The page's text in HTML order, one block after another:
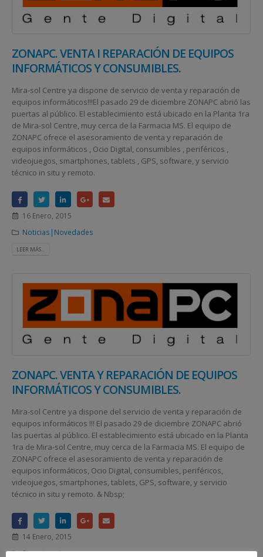
ZONAPC. VENTA I REPARACIÓN DE EQUIPOS
INFORMÁTICOS Y CONSUMIBLES.
Mira-sol Centre ya dispone de servicio de venta y reparación de
equipos informáticos!!!El pasado 29 de diciembre ZONAPC abrió las
puertas al público. El establecimiento está ubicado en la Planta 1ra
de Mira-sol Centre, muy cerca de la Farmacia MS. El equipo de
ZONAPC ofrece el asesoramiento de venta y reparación de
equipos informáticos , Ocio Digital, consumibles , periféricos ,
videojuegos, smartphones, tablets , GPS, software, y servicio
técnico in situ y remoto.
16 Enero, 2015
Noticias|Novedades
LEER MÁS...
ZONAPC. VENTA Y REPARACIÓN DE EQUIPOS
INFORMÁTICOS Y CONSUMIBLES.
Mira-sol Centre ya dispone del servicio de venta y reparación de
equipos informáticos !!! El pasado 29 de diciembre ZONAPC abrió
las puertas al público. El establecimiento está ubicado en la Planta
1ra de Mira-sol Centre, muy cerca de la Farmacia MS. El equipo de
ZONAPC ofrece el asesoramiento de venta y reparación de
equipos informáticos, Ocio Digital, consumibles, periféricos,
videojuegos, smartphones, tablets, GPS, software, y servicio
técnico in situ y remoto. & Nbsp;
14 Enero, 2015
Sin categorizar